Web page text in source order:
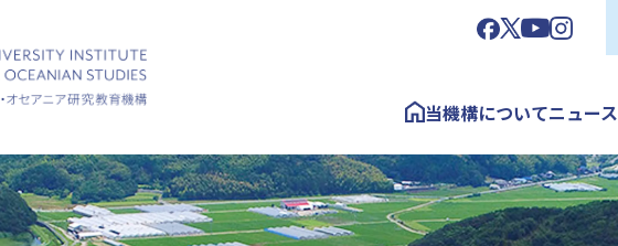
当機構についてニュース